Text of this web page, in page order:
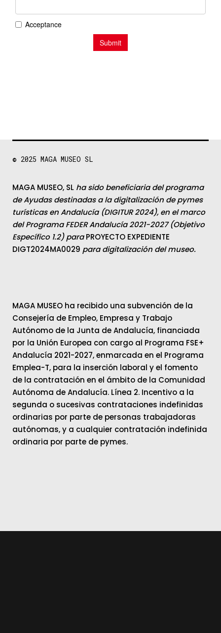
© 2025 MAGA MUSEO SL
MAGA MUSEO, SL ha sido beneficiaria del programa
de Ayudas destinadas a la digitalización de pymes
turísticas en Andalucía (DIGITUR 2024), en el marco
del Programa FEDER Andalucía 2021-2027 (Objetivo
Específico 1.2) paraPROYECTO EXPEDIENTE
DIGT2024MA0029 para digitalización del museo.
MAGA MUSEO ha recibido una subvención de la
Consejería de Empleo, Empresa y Trabajo
Autónomo de la Junta de Andalucía, financiada
por la Unión Europea con cargo al Programa FSE+
Andalucía 2021-2027, enmarcada en el Programa
Emplea-T, para la inserción laboral y el fomento
de la contratación en el ámbito de la Comunidad
Autónoma de Andalucía. Línea 2. Incentivo a la
segunda o sucesivas contrataciones indefinidas
ordinarias por parte de personas trabajadoras
autónomas, y a cualquier contratación indefinida
ordinaria por parte de pymes.